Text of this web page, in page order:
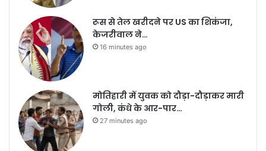
रूस से तेल खरीदने पर US का शिकंजा,
केजरीवाल ने…
16 minutes ago
मोतिहारी में युवक को दौड़ा-दौड़ाकर मारी
गोली, कंधे के आर-पार…
27 minutes ago